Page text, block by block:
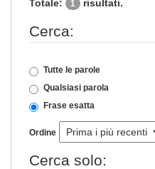
Totale: 1 risultati.
Cerca:
Tutte le parole
Qualsiasi parola
Frase esatta
Ordine
Cerca solo: